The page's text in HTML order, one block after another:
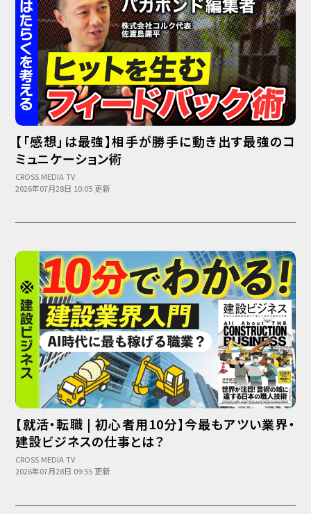
【「感想」は最強】相手が勝手に動き出す最強のコ
ミュニケーション術
CROSS MEDIA TV
2026年07月28日 10:05 更新
【就活・転職 | 初心者用10分】今最もアツい業界・
建設ビジネスの仕事とは？
CROSS MEDIA TV
2026年07月28日 09:55 更新